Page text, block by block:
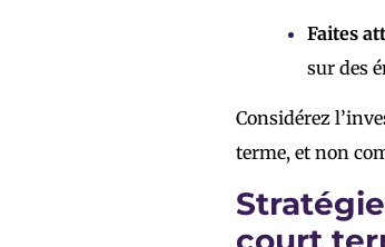
Faites
sur des
Considérez
terme, et non